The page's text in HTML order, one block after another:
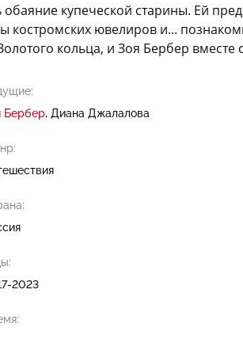
купеческой старины. Ей
костромских ювелиров и...
кольца, и Зоя Бербер вместе
Бербер Диана Джалалова
2023